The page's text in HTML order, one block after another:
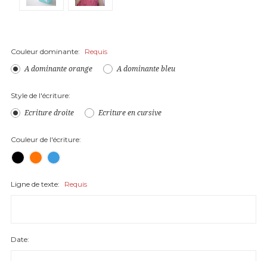
Couleur dominante: Requis
A dominante orange A dominante bleu
Style de l'écriture:
Ecriture droite Ecriture en cursive
Couleur de l'écriture:
Ligne de texte: Requis
Date: